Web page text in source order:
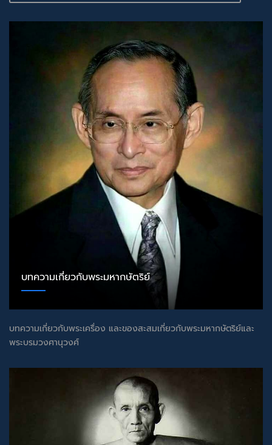
บทความเกี่ยวกับพระมหากษัตริย์
บทความเกี่ยวกับพระเครื่อง และของสะสมเกี่ยวกับพระมหากษัตริย์และ
พระบรมวงศานุวงศ์